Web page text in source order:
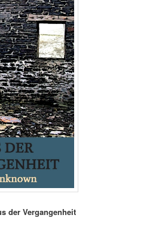
der Vergangenheit